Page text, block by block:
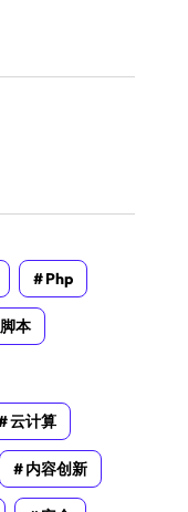
Php
本
云计算
内容创新